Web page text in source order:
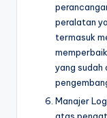
peralatan
termasuk
yang sudah
Manajer